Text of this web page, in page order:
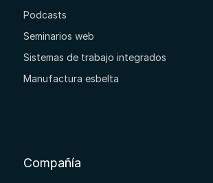
Podcasts
Seminarios web
Sistemas de trabajo integrados
Manufactura esbelta
Compañía